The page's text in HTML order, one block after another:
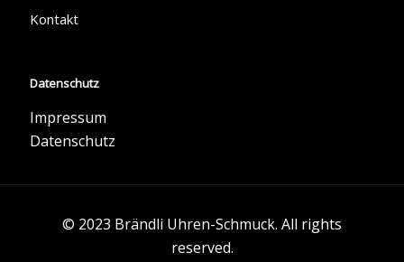
Kontakt
Datenschutz
Impressum
Datenschutz
© 2023 Brändli Uhren-Schmuck. All rights
reserved.